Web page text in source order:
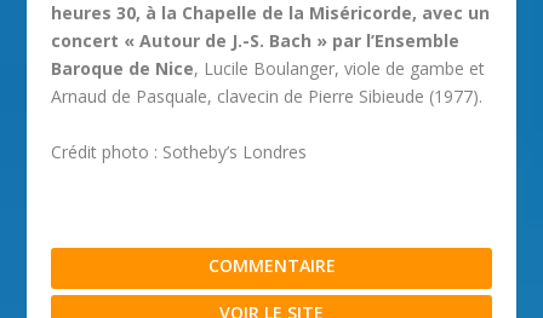
heures 30, à la Chapelle de la Miséricorde, avec un
concert « Autour de J.-S. Bach » par l’Ensemble
Baroque de Nice, Lucile Boulanger, viole de gambe et
Arnaud de Pasquale, clavecin de Pierre Sibieude (1977).
Crédit photo : Sotheby’s Londres
COMMENTAIRE
VOIR LE SITE